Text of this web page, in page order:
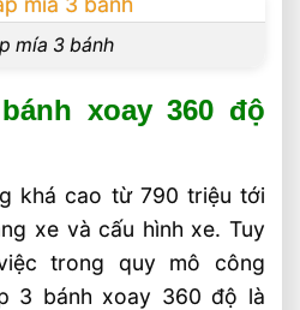
mía 3 bánh
xoay 360 độ
khá cao từ 790 triệu tới
xe và cấu hình xe. Tuy
trong quy mô công
3 bánh xoay 360 độ là